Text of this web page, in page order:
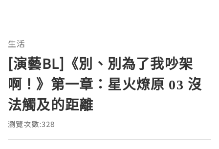
生活
[演藝BL]《別、別為了我吵架
啊！》第一章：星火燎原 03 沒
法觸及的距離
瀏覽次數:328